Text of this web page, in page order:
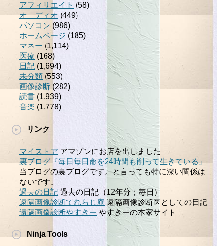
アフィリエイト (58)
オーディオ (449)
パソコン (986)
ホームページ (185)
マネー (1,114)
医療 (168)
日記 (1,694)
未分類 (553)
画像診断 (282)
読書 (1,939)
音楽 (1,778)
リンク
マイストア アマゾンにお店を出しました
裏ブログ『毎日毎日命を24時間も削って生きている』
当ブログの裏ブログです。と言っても特に深い関係は
ないです。
過去の日記 過去の日記（12年分；毎日）
遠隔画像診断てれらじ庵 遠隔画像診断医としての日記
遠隔画像診断やすきー やすきーの本家サイト
Ninja Tools